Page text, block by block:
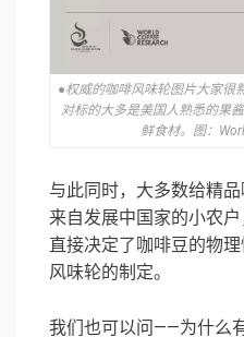
●权威的咖啡风味轮图片大家很
对标的大多是美国人熟悉的果
鲜食材。图：
与此同时，大多数给精
来自发展中国家的小农
直接决定了咖啡豆的物
风味轮的制定。
我们也可以问——为什么